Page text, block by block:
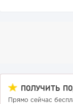
ПОЛУЧИТЬ
Прямо сейчас